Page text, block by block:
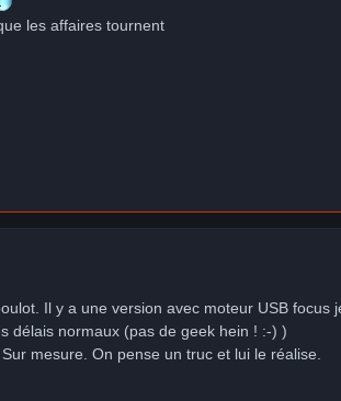
les affaires tournent
Il y a une version avec moteur USB focus
délais normaux (pas de geek hein ! :-) )
mesure. On pense un truc et lui le réalise.